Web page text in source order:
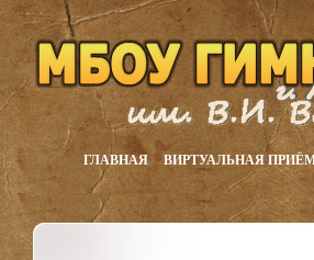
ГЛАВНАЯ ВИРТУАЛЬНАЯ